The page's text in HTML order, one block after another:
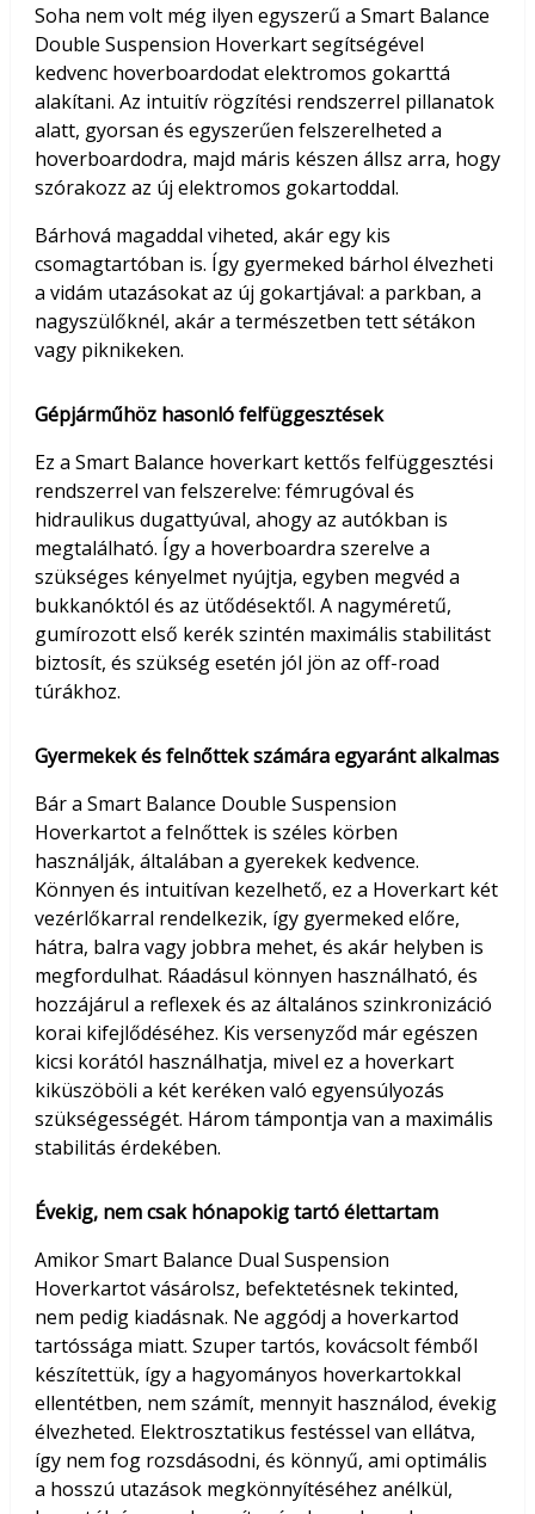
Soha nem volt még ilyen egyszerű a Smart Balance
Double Suspension Hoverkart segítségével
kedvenc hoverboardodat elektromos gokarttá
alakítani. Az intuitív rögzítési rendszerrel pillanatok
alatt, gyorsan és egyszerűen felszerelheted a
hoverboardodra, majd máris készen állsz arra, hogy
szórakozz az új elektromos gokartoddal.
Bárhová magaddal viheted, akár egy kis
csomagtartóban is. Így gyermeked bárhol élvezheti
a vidám utazásokat az új gokartjával: a parkban, a
nagyszülőknél, akár a természetben tett sétákon
vagy piknikeken.
Gépjárműhöz hasonló felfüggesztések
Ez a Smart Balance hoverkart kettős felfüggesztési
rendszerrel van felszerelve: fémrugóval és
hidraulikus dugattyúval, ahogy az autókban is
megtalálható. Így a hoverboardra szerelve a
szükséges kényelmet nyújtja, egyben megvéd a
bukkanóktól és az ütődésektől. A nagyméretű,
gumírozott első kerék szintén maximális stabilitást
biztosít, és szükség esetén jól jön az off-road
túrákhoz.
Gyermekek és felnőttek számára egyaránt alkalmas
Bár a Smart Balance Double Suspension
Hoverkartot a felnőttek is széles körben
használják, általában a gyerekek kedvence.
Könnyen és intuitívan kezelhető, ez a Hoverkart két
vezérlőkarral rendelkezik, így gyermeked előre,
hátra, balra vagy jobbra mehet, és akár helyben is
megfordulhat. Ráadásul könnyen használható, és
hozzájárul a reflexek és az általános szinkronizáció
korai kifejlődéséhez. Kis versenyződ már egészen
kicsi korától használhatja, mivel ez a hoverkart
kiküszöböli a két keréken való egyensúlyozás
szükségességét. Három támpontja van a maximális
stabilitás érdekében.
Évekig, nem csak hónapokig tartó élettartam
Amikor Smart Balance Dual Suspension
Hoverkartot vásárolsz, befektetésnek tekinted,
nem pedig kiadásnak. Ne aggódj a hoverkartod
tartóssága miatt. Szuper tartós, kovácsolt fémből
készítettük, így a hagyományos hoverkartokkal
ellentétben, nem számít, mennyit használod, évekig
élvezheted. Elektrosztatikus festéssel van ellátva,
így nem fog rozsdásodni, és könnyű, ami optimális
a hosszú utazások megkönnyítéséhez anélkül,